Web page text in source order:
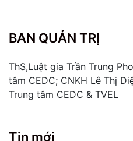
BAN QUẢN TRỊ
ThS,Luật gia Trần Trung
tâm CEDC; CNKH Lê Thị
Trung tâm CEDC & TVEL
Tin mới